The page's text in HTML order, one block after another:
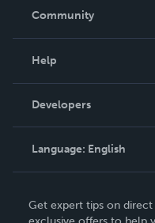
In The News
Community
Podcast
Help
Order Lookup
Knowledge Base
Contact Support
Developers
Language: English
Deutsch
Get expert tips on